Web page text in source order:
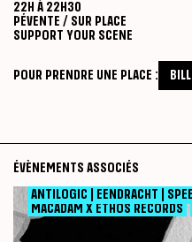
22H À 22H30
PÉVENTE / SUR PLACE
SUPPORT YOUR SCENE
POUR PRENDRE UNE PLACE :
ÉVÈNEMENTS ASSOCIÉS
JEUDI20AOÛT23:30- 6:00
ANTILOGIC | EENDRACHT |
MACADAM X ETHOS RECORDS